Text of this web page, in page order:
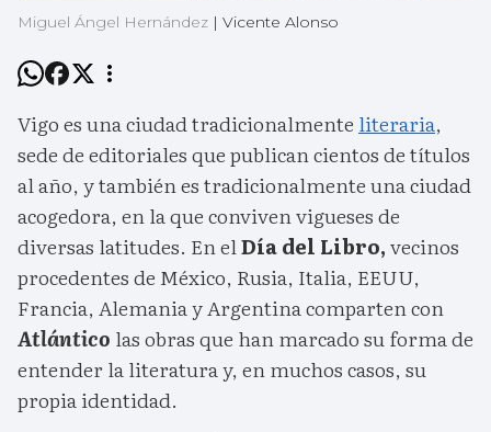
Miguel Ángel Hernández | Vicente Alonso
Vigo es una ciudad tradicionalmente literaria,
sede de editoriales que publican cientos de títulos
al año, y también es tradicionalmente una ciudad
acogedora, en la que conviven vigueses de
diversas latitudes. En elDía del Libro,vecinos
procedentes de México, Rusia, Italia, EEUU,
Francia, Alemania y Argentina comparten con
Atlántico las obras que han marcado su forma de
entender la literatura y, en muchos casos, su
propia identidad.